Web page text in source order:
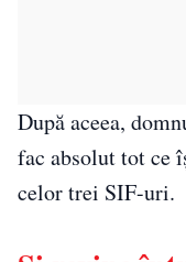
După aceea,
fac absolut tot ce
celor trei SIF-uri.